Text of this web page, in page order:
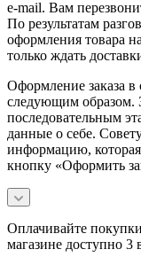
e-mail. Вам
По результатам
оформления товара
только ждать
Оформление заказа
следующим образом.
последовательным
данные о себе.
информацию,
кнопку «Оформить
Оплачивайте
магазине доступно 3